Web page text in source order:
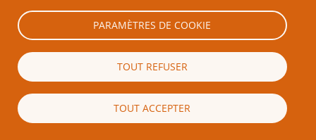
Cela étant dit…
Il y a des moments à la table de jeu où utiliser un petit
peu de vraie énergie de Tsundere(dirigée vers vos joueurs
et joueuses, pas vers les PJ)peut créer certaines des plus
charmantes
alchimies qu’un groupe peut partager. Ce
PARAMÈTRES DE COOKIE
TOUT REFUSER
TOUT ACCEPTER